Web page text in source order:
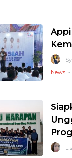
News -